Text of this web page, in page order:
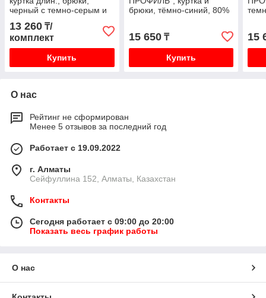
черный с темно-серым и
светло-серой отделкой
13 260 ₸/
комплект
Купить
брюки, тёмно-синий, 80%
15 650₸
Купить
15
О нас
Рейтинг не сформирован
Менее 5 отзывов за последний год
Работает с 19.09.2022
г. Алматы
Сейфуллина 152, Алматы, Казахстан
Контакты
Сегодня работает с 09:00 до 20:00
Показать весь график работы
О нас